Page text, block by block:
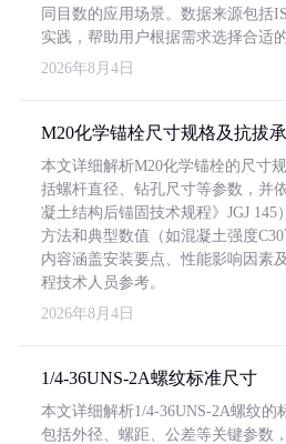
同目数的应用场景。数据来源包括
实践，帮助用户根据需求选择合适
2026年8月4日
M20化学锚栓尺寸规格及抗拔
本文详细解析M20化学锚栓的尺寸
括螺杆直径、钻孔尺寸等参数，并
凝土结构后锚固技术规程》JGJ
方法和典型数值（如混凝土强度C30
内容涵盖安装要点、性能影响因素
程技术人员参考。
2026年8月4日
1/4-36UNS-2A螺纹标准尺寸
本文详细解析1/4-36UNS-2A螺纹的
包括外径、螺距、公差等关键参数